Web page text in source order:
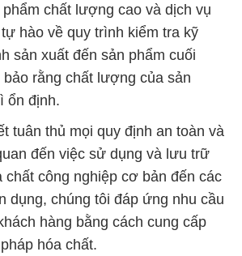
chất lượng cao và dịch vụ
hào về quy trình kiểm tra kỹ
sản xuất đến sản phẩm cuối
rằng chất lượng của sản
ổn định.
tuân thủ mọi quy định an toàn và
đến việc sử dụng và lưu trữ
chất công nghiệp cơ bản đến các
dụng, chúng tôi đáp ứng nhu cầu
hàng bằng cách cung cấp
hóa chất.